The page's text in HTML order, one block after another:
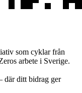
som cyklar från
arbete i Sverige.
där ditt bidrag ger